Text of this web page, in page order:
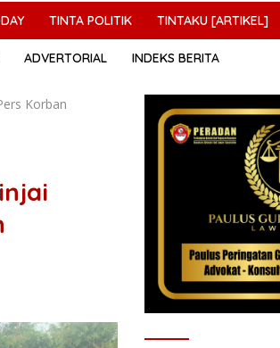
TINTA POLITIK TINTAKU [ARTIKEL]
ADVERTORIAL INDEKS BERITA
Korban